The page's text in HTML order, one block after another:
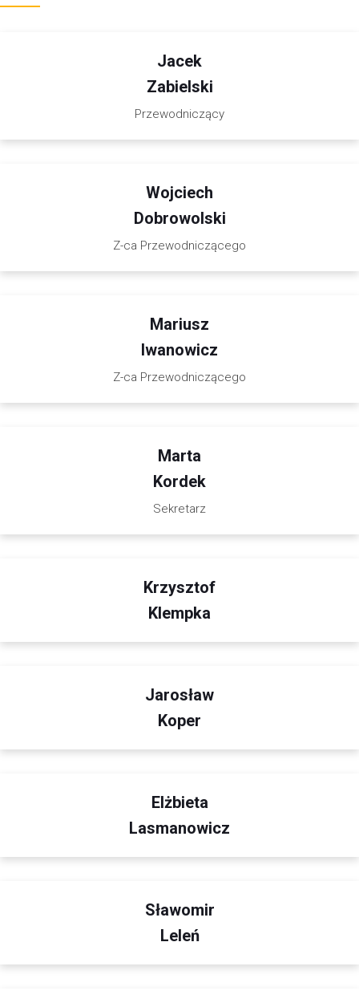
Jacek
Zabielski
Przewodniczący
Wojciech
Dobrowolski
Z-ca Przewodniczącego
Mariusz
Iwanowicz
Z-ca Przewodniczącego
Marta
Kordek
Sekretarz
Krzysztof
Klempka
Jarosław
Koper
Elżbieta
Lasmanowicz
Sławomir
Leleń